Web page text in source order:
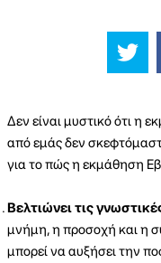
Δεν είναι μυστικό ότι η
από εμάς δεν
για το πώς η εκμάθηση
Βελτιώνει τις
μνήμη, η προσοχή και η
μπορεί να αυξήσει την